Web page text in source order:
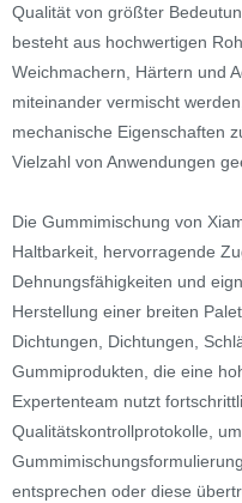
Qualität von größter
besteht aus hochwertigen
Weichmachern, Härtern und
miteinander vermischt
mechanische Eigenschaften
Vielzahl von Anwendungen
Die Gummimischung von
Haltbarkeit, hervorragende
Dehnungsfähigkeiten und
Herstellung einer breiten
Dichtungen, Dichtungen,
Gummiprodukten, die eine
Expertenteam nutzt
Qualitätskontrollprotokolle,
entsprechen oder diese